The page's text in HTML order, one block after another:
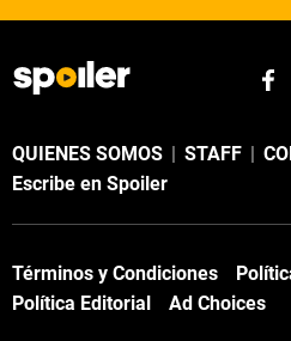
QUIENES SOMOS | STAFF |
Escribe en Spoiler
Términos y Condiciones
Política Editorial
Ad Choices